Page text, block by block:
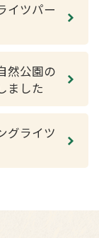
イツパー
然公園の
ました
グライツ